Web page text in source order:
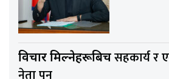
विचार मिल्नेहरूबिचसहकार्य र